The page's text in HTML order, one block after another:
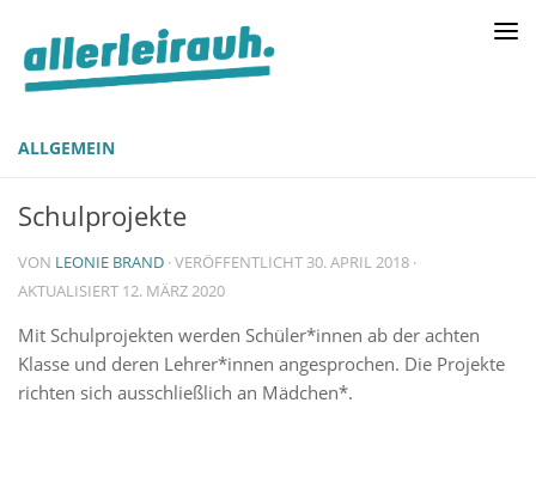
ALLGEMEIN
Schulprojekte
VON LEONIE BRAND · VERÖFFENTLICHT 30. APRIL 2018 ·
AKTUALISIERT 12. MÄRZ 2020
Mit Schulprojekten werden Schüler*innen ab der achten
Klasse und deren Lehrer*innen angesprochen. Die Projekte
richten sich ausschließlich an Mädchen*.